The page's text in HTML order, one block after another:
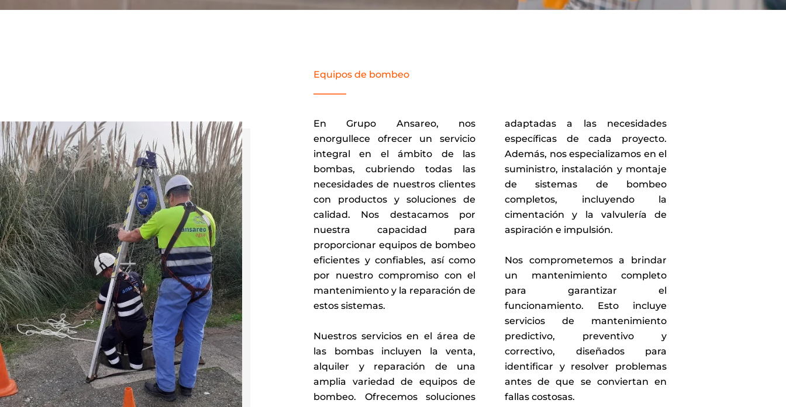
Equipos de bombeo
En Grupo Ansareo, nos
enorgullece ofrecer un servicio
integral en el ámbito de las
bombas, cubriendo todas las
necesidades de nuestros clientes
con productos y soluciones de
calidad. Nos destacamos por
nuestra capacidad para
proporcionar equipos de bombeo
eficientes y confiables, así como
por nuestro compromiso con el
mantenimiento y la reparación de
estos sistemas.
Nuestros servicios en el área de
las bombas incluyen la venta,
alquiler y reparación de una
amplia variedad de equipos de
bombeo. Ofrecemos soluciones
adaptadas a las necesidades
específicas de cada proyecto.
Además, nos especializamos en el
suministro, instalación y montaje
de sistemas de bombeo
completos, incluyendo la
cimentación y la valvulería de
aspiración e impulsión.
Nos comprometemos a brindar
un mantenimiento completo
para garantizar el
funcionamiento. Esto incluye
servicios de mantenimiento
predictivo, preventivo y
correctivo, diseñados para
identificar y resolver problemas
antes de que se conviertan en
fallas costosas.